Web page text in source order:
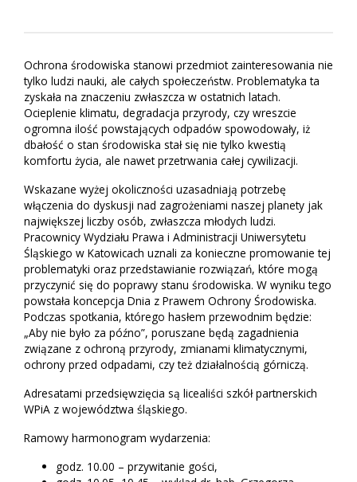
Ochrona środowiska stanowi przedmiot zainteresowania nie
tylko ludzi nauki, ale całych społeczeństw. Problematyka ta
zyskała na znaczeniu zwłaszcza w ostatnich latach.
Ocieplenie klimatu, degradacja przyrody, czy wreszcie
ogromna ilość powstających odpadów spowodowały, iż
dbałość o stan środowiska stał się nie tylko kwestią
komfortu życia, ale nawet przetrwania całej cywilizacji.
Wskazane wyżej okoliczności uzasadniają potrzebę
włączenia do dyskusji nad zagrożeniami naszej planety jak
największej liczby osób, zwłaszcza młodych ludzi.
Pracownicy Wydziału Prawa i Administracji Uniwersytetu
Śląskiego w Katowicach uznali za konieczne promowanie tej
problematyki oraz przedstawianie rozwiązań, które mogą
przyczynić się do poprawy stanu środowiska. W wyniku tego
powstała koncepcja Dnia z Prawem Ochrony Środowiska.
Podczas spotkania, którego hasłem przewodnim będzie:
„Aby nie było za późno”, poruszane będą zagadnienia
związane z ochroną przyrody, zmianami klimatycznymi,
ochrony przed odpadami, czy też działalnością górniczą.
Adresatami przedsięwzięcia są licealiści szkół partnerskich
WPiA z województwa śląskiego.
Ramowy harmonogram wydarzenia:
godz. 10.00 – przywitanie gości,